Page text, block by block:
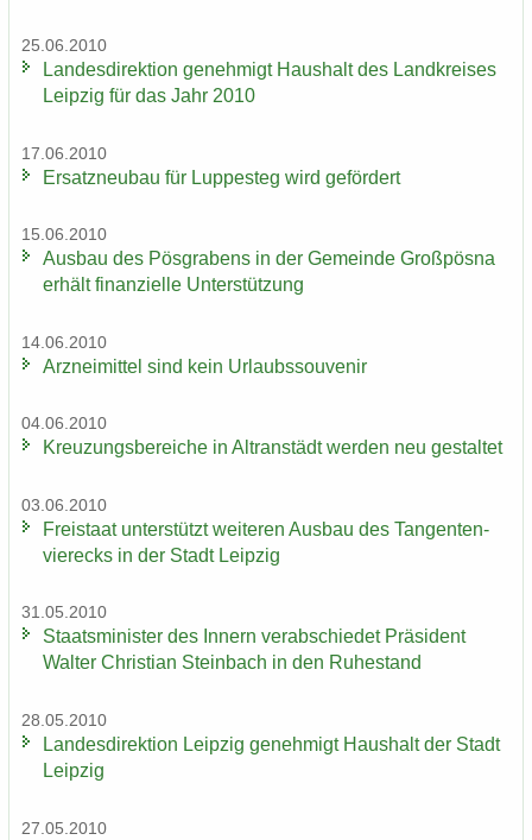
25.06.2010
Lan­des­di­rek­ti­on ge­neh­migt Haus­halt des Land­krei­ses
Leip­zig für das Jahr 2010
17.06.2010
Er­satz­neu­bau für Lup­pe­steg wird ge­för­dert
15.06.2010
Aus­bau des Pös­gra­bens in der Ge­mein­de Groß­pös­na
er­hält fi­nan­zi­el­le Un­ter­stüt­zung
14.06.2010
Arz­nei­mit­tel sind kein Ur­laubs­sou­ve­nir
04.06.2010
Kreu­zungs­be­rei­che in Altran­städt wer­den neu ge­stal­tet
03.06.2010
Frei­staat un­ter­stützt wei­te­ren Aus­bau des Tan­gen­ten­
vier­ecks in der Stadt Leip­zig
31.05.2010
Staats­mi­nis­ter des In­nern ver­ab­schie­det Prä­si­dent
Wal­ter Chris­ti­an Stein­bach in den Ru­he­stand
28.05.2010
Lan­des­di­rek­ti­on Leip­zig ge­neh­migt Haus­halt der Stadt
Leip­zig
27.05.2010